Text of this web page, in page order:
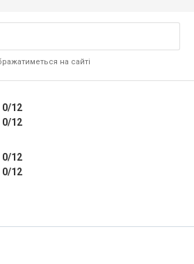
на сайті
0/12
0/12
0/12
0/12